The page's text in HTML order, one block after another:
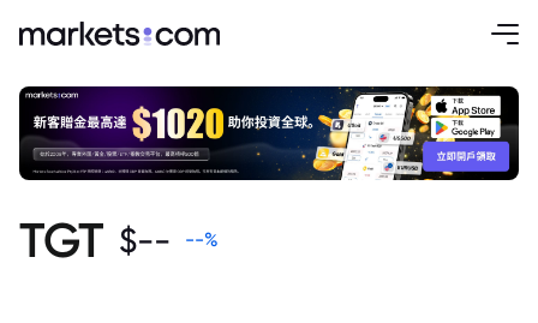
TGT $-- --%